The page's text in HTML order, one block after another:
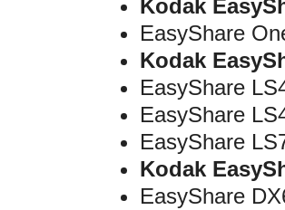
Kodak
EasyShare
Kodak
EasyShare
EasyShare
EasyShare
Kodak
EasyShare